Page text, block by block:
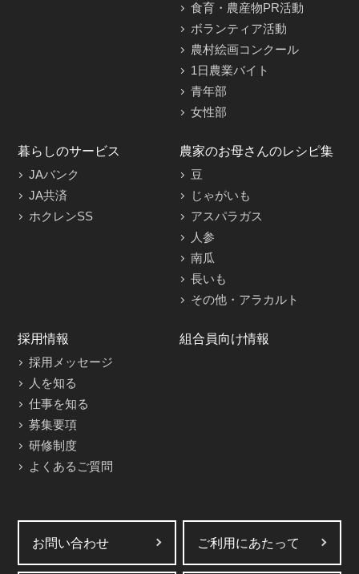
食育・農産物PR活動
ボランティア活動
農村絵画コンクール
1日農業バイト
青年部
女性部
暮らしのサービス
JAバンク
JA共済
ホクレンSS
農家のお母さんのレシピ集
豆
じゃがいも
アスパラガス
人参
南瓜
長いも
その他・アラカルト
採用情報
採用メッセージ
人を知る
仕事を知る
募集要項
研修制度
よくあるご質問
組合員向け情報
お問い合わせ ご利用にあたって